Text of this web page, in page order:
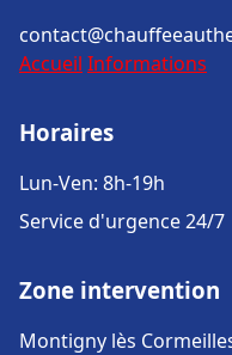
Accueil Informations
Horaires
Lun-Ven: 8h-19h
Service d'urgence 24/7
Zone intervention
Montigny lès